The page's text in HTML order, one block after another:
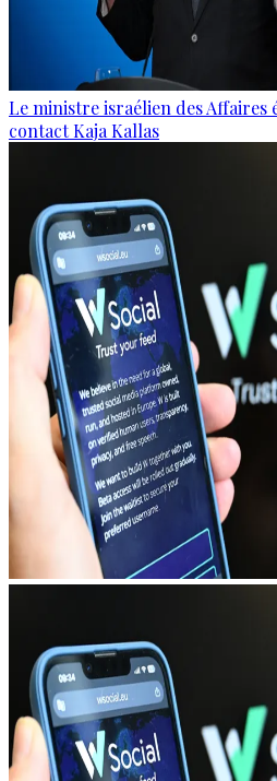
Le ministre israélien des
contact Kaja Kallas